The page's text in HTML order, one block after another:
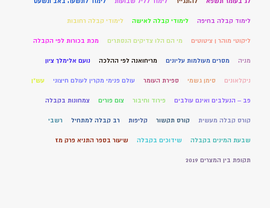
לימוד קבלה בחיפה לימודי קבלה לאישה לימודי קבלה רחובות
ליקוטי מוהר ן ציטוטים מי הם הלו צדיקים הנסתרים מכת בכורות לפי הקבלה
מניה מסרים מעולמות עליונים מריחואנה לפי ההלכה נועם אלימלך ציון
ניקלאונים סימן גשמי ספירת העומר עולם פנימי מקרין לעולם חיצוני עש"ן
פב – הנעלבים ואינם עולבים פירוד וחיבור צום פורים צמחונות בקבלה
קורס קבלה מעשית קורס תקשור קליפות רב קבלה למתחיל רשבי
שבעת המינים בקבלה שידוכים בקבלה שיעור בספר התניא פרק מז
תקופת בין המצרים 2019